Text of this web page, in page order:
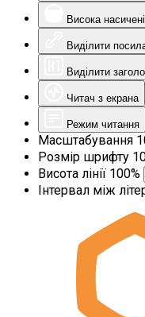
Висока
Виділити
Виділити
Читач з екрана
Режим читання
Масштабування
Розмір шрифту
Висота лінії 100%
Інтервал між